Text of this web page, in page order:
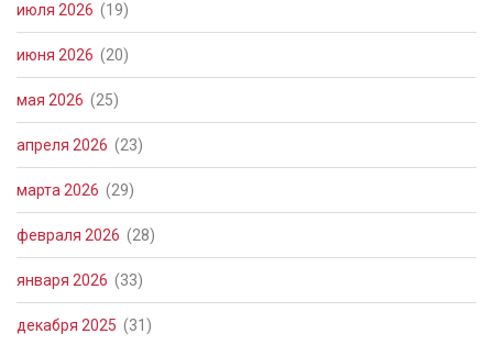
июля 2026 (19)
июня 2026 (20)
мая 2026 (25)
апреля 2026 (23)
марта 2026 (29)
февраля 2026 (28)
января 2026 (33)
декабря 2025 (31)